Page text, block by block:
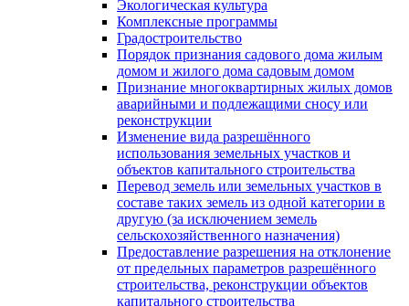
Экологическая культура
Комплексные программы
Градостроительство
Порядок признания садового дома жилым
домом и жилого дома садовым домом
Признание многоквартирных жилых домов
аварийными и подлежащими сносу или
реконструкции
Изменение вида разрешённого
использования земельных участков и
объектов капитального строительства
Перевод земель или земельных участков в
составе таких земель из одной категории в
другую (за исключением земель
сельскохозяйственного назначения)
Предоставление разрешения на отклонение
от предельных параметров разрешённого
строительства, реконструкции объектов
капитального строительства